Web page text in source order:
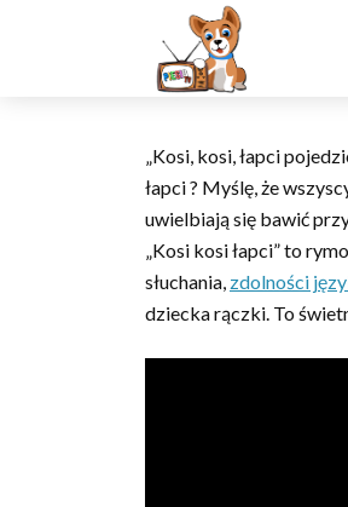
„Kosi, kosi, łapci
łapci ? Myślę, że
uwielbiają się bawić
„Kosi kosi łapci” to
słuchania, zdolności
dziecka rączki. To